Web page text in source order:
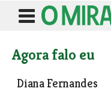
Agora falo eu
Diana Fernandes